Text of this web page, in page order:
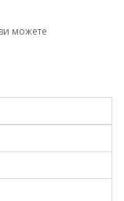
можете